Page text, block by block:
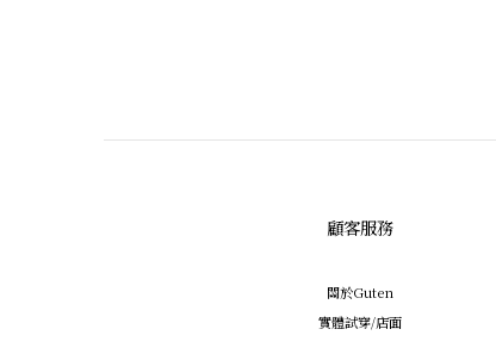
顧客服務
關於Guten
實體試穿/店面